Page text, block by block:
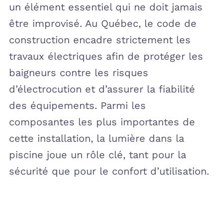
un élément essentiel qui ne doit jamais
être improvisé. Au Québec, le code de
construction encadre strictement les
travaux électriques afin de protéger les
baigneurs contre les risques
d’électrocution et d’assurer la fiabilité
des équipements. Parmi les
composantes les plus importantes de
cette installation, la lumière dans la
piscine joue un rôle clé, tant pour la
sécurité que pour le confort d’utilisation.